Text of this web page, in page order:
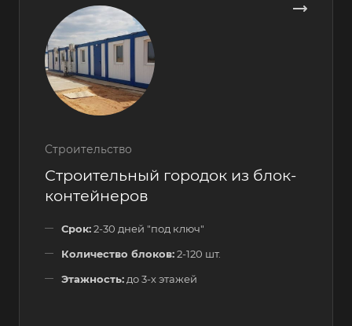
Строительство
Строительный городок из блок-
контейнеров
Срок:2-30 дней "под ключ"
Количество блоков:2-120 шт.
Этажность: до 3-х этажей